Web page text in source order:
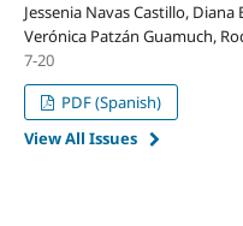
Jessenia Navas Castillo,
Verónica Patzán Guamuch,
7-20
PDF (Spanish)
View All Issues